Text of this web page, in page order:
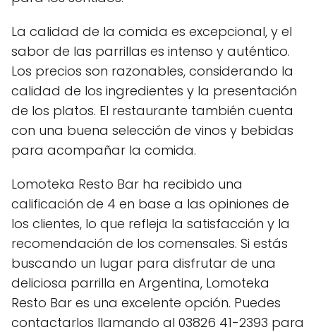
La calidad de la comida es excepcional, y el
sabor de las parrillas es intenso y auténtico.
Los precios son razonables, considerando la
calidad de los ingredientes y la presentación
de los platos. El restaurante también cuenta
con una buena selección de vinos y bebidas
para acompañar la comida.
Lomoteka Resto Bar ha recibido una
calificación de 4 en base a las opiniones de
los clientes, lo que refleja la satisfacción y la
recomendación de los comensales. Si estás
buscando un lugar para disfrutar de una
deliciosa parrilla en Argentina, Lomoteka
Resto Bar es una excelente opción. Puedes
contactarlos llamando al 03826 41-2393 para